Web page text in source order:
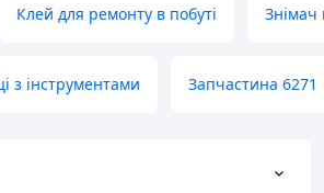
Клей для ремонту в побуті Знімач
з інструментами Запчастина 6271